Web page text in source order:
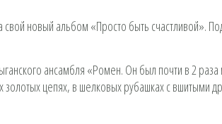
свой новый альбом «Просто быть счастливой».
ансамбля «Ромен. Он был почти в 2
золотых цепях, в шелковых рубашках с вшитыми